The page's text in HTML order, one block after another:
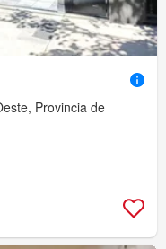
Provincia de